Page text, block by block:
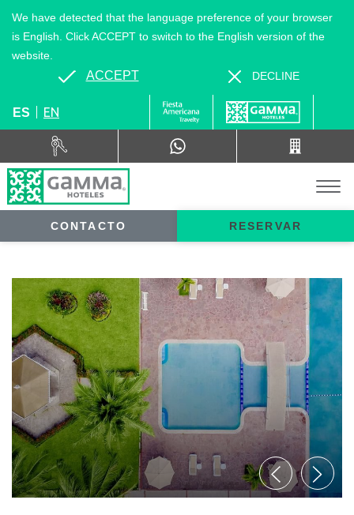
ES EN
CONTACTO RESERVAR
We have detected that the language preference of your browser
is English. Click ACCEPT to switch to the English version of the
website.
ACCEPT DECLINE